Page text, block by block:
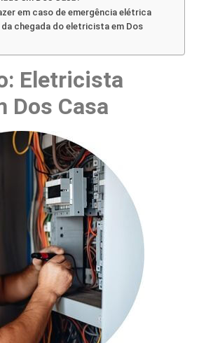
em caso de emergência elétrica
chegada do eletricista em Dos
Eletricista
Dos Casa